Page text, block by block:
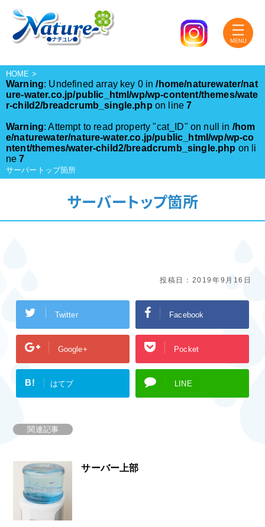
HOME >
Warning: Undefined array key 0 in/home/naturewater/nat
ure-water.co.jp/public_html/wp/wp-content/themes/wate
r-child2/breadcrumb_single.php on line7
Warning: Attempt to read property "cat_ID" on null in /hom
e/naturewater/nature-water.co.jp/public_html/wp/wp-co
ntent/themes/water-child2/breadcrumb_single.php on li
ne7
サーバートップ箇所
サーバートップ箇所
投稿日： 2019年9月16日
Twitter Facebook
Google+ Pocket
B! はてブ LINE
関連記事
サーバー上部